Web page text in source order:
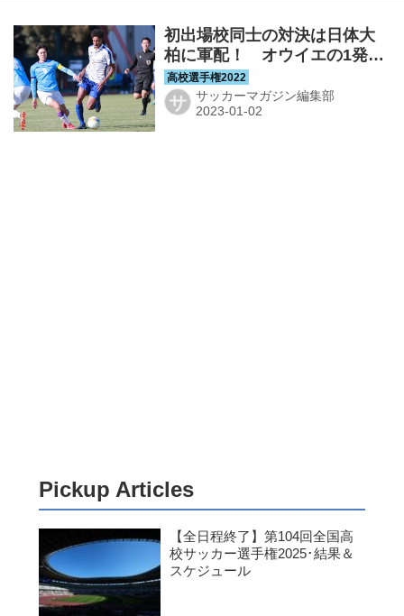
初出場校同士の対決は日体大
柏に軍配！ オウイエの1発で
飯塚を下しベスト８進出【３
回戦】
サ サッカーマガジン編集部
Pickup Articles
【全日程終了】第104回全国高
校サッカー選手権2025･結果＆
スケジュール